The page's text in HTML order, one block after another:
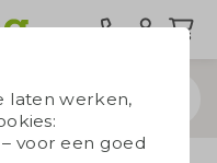
laten werken,
voor een goed